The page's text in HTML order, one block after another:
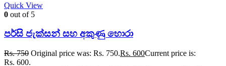
Quick View
0 out of 5
පර්සි ජැක්සන් සහ අකුණු හොරා
Rs.750 Original price was: Rs. 750.Rs. 600Current price is:
Rs. 600.